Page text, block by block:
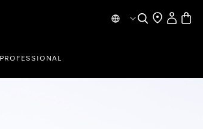
SearchFind a store
My Basket
PROFESSIONAL